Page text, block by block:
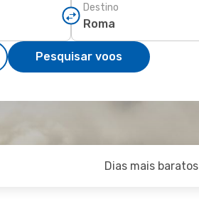
Destino
Pesquisar voos
Dias mais baratos